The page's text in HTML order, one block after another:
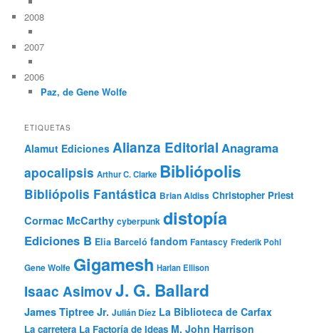
2008
2007
2006
Paz, de Gene Wolfe
ETIQUETAS
Alamut Ediciones Alianza Editorial Anagrama
apocalipsis Arthur C. Clarke Bibliópolis
Bibliópolis Fantástica Brian Aldiss Christopher Priest
Cormac McCarthy cyberpunk distopía
Ediciones B Elia Barceló fandom Fantascy Frederik Pohl
Gene Wolfe Gigamesh Harlan Ellison
Isaac AsimovJ. G. Ballard
James Tiptree Jr. Julián Díez La Biblioteca de Carfax
La carretera La Factoría de Ideas M. John Harrison